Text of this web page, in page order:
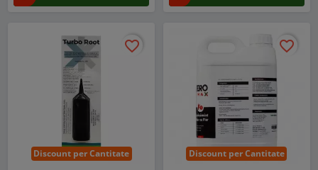
Discount per Cantitate
favorite_border
favorite_border
Discount per Cantitate
favorite_border
favorite_border